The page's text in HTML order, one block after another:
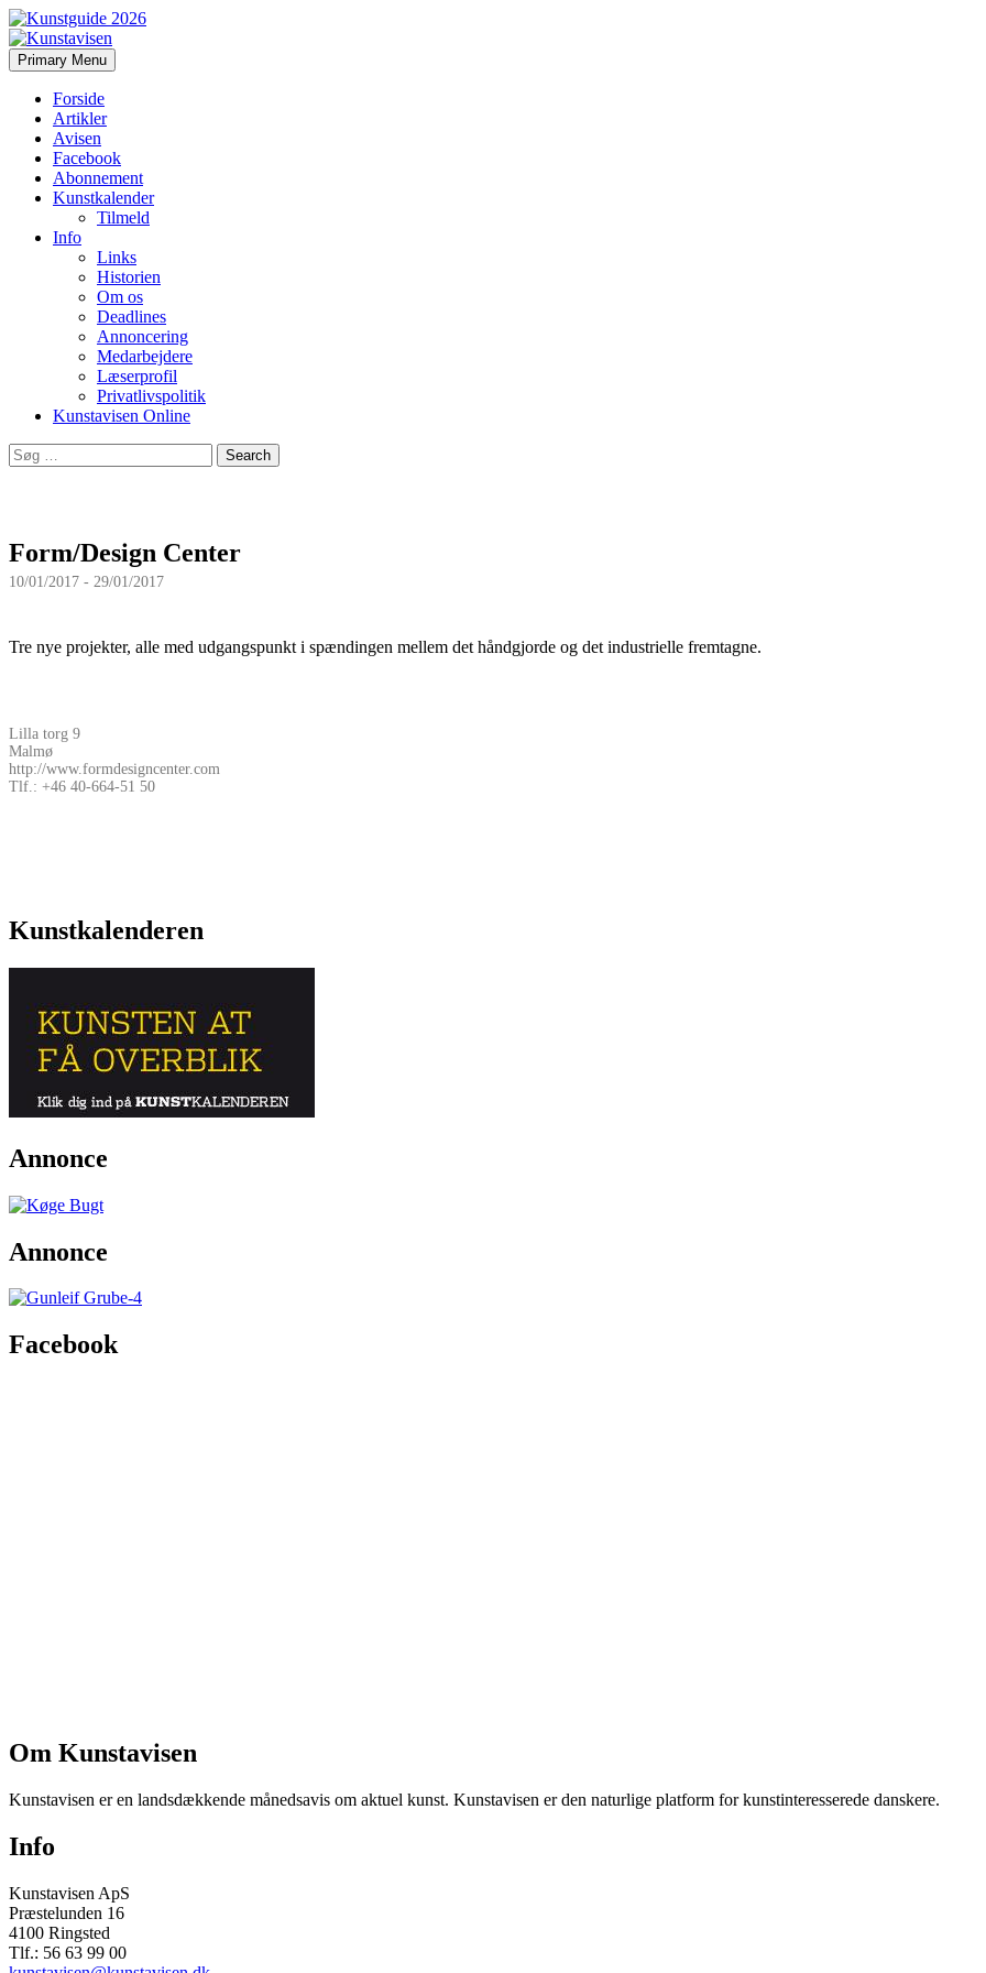
Kunstavisen
Search
Primary Menu Skip
to
Forside
Artikler
Avisen
Facebook
Abonnement
Kunstkalender
Tilmeld
Info
Links
Historien
Om os
Deadlines
Annoncering
Medarbejdere
Læserprofil
Privatlivspolitik
Kunstavisen Online
Search
for:
Form/Design Center
10/01/2017 - 29/01/2017
Tre nye projekter, alle med udgangspunkt i spændingen mellem det håndgjorde og det industrielle fremtagne.
Lilla torg 9
Malmø
http://www.formdesigncenter.com
Tlf.: +46 40-664-51 50
Kunstkalenderen
Annonce
Annonce
Facebook
Om Kunstavisen
Kunstavisen er en landsdækkende månedsavis om aktuel kunst. Kunstavisen er den naturlige platform for kunstinteresserede danskere.
Info
Kunstavisen ApS
Præstelunden 16
4100 Ringsted
Tlf.: 56 63 99 00